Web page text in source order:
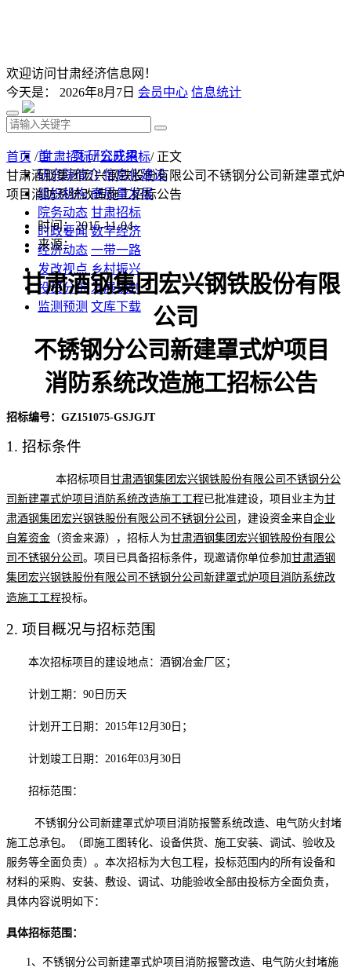
欢迎访问甘肃经济信息网！
今天是： 2026年8月7日 会员中心 信息统计
首 页 研究成果
研究院简介 信息化建设
组织机构 高质量发展
院务动态 甘肃招标
时政要闻 数字经济
经济动态 一带一路
发改视点 乡村振兴
投资分析 发展规划
监测预测 文库下载
首页 /甘肃招标/公开招标/ 正文
甘肃酒钢集团宏兴钢铁股份有限公司不锈钢分公司新建罩式炉
项目消防系统改造施工招标公告
时间：2015-11-04
来源：
甘肃酒钢集团宏兴钢铁股份有限
公司
不锈钢分公司新建罩式炉项目
消防系统改造施工招标公告
招标编号： GZ151075-GSJGJT
1. 招标条件
本招标项目 甘肃酒钢集团宏兴钢铁股份有限公司不锈钢分公
司新建罩式炉项目消防系统改造施工工程已批准建设， 项目业主为甘
肃酒钢集团宏兴钢铁股份有限公司不锈钢分公司 ， 建设资金来自 企业
自筹资金 （资金来源），招标人为甘肃酒钢集团宏兴钢铁股份有限公
司不锈钢分公司 。项目已具备招标条件，现邀请你单位参加甘肃酒钢
集团宏兴钢铁股份有限公司不锈钢分公司新建罩式炉项目消防系统改
造施工工程投标。
2. 项目概况与招标范围
本次招标项目的建设地点 ：酒钢冶金厂区；
计划工期： 90 日历天
计划开工日期： 2015年12月 30 日；
计划竣工日期： 2016年03月 30 日
招标范围 ：
不锈钢分公司新建罩式炉项目消防报警系统改造、电气防火封堵
施工总承包。（即施工图转化、设备供货、施工安装、调试、验收及
服务等全面负责）。本次招标为大包工程，投标范围内的所有设备和
材料的采购、安装、敷设、调试、功能验收全部由投标方全面负责，
具体内容说明如下：
具体招标范围：
1、不锈钢分公司新建罩式炉项目消防报警改造、电气防火封堵施